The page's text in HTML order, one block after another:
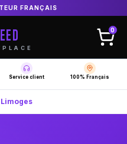
PRODUCTEUR
0
Service client 100% Français
Limoges